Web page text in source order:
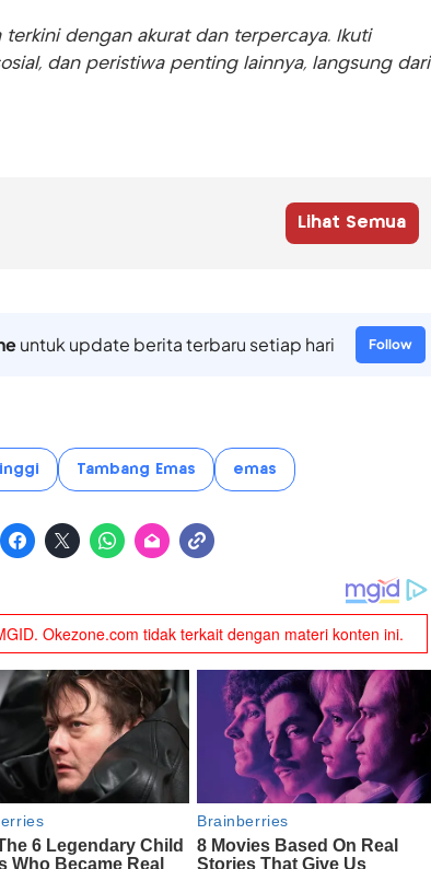
dengan akurat dan terpercaya. Ikuti
dan peristiwa penting lainnya, langsung dari
Lihat Semua
untuk update berita terbaru setiap hari Follow
Tambang Emas emas